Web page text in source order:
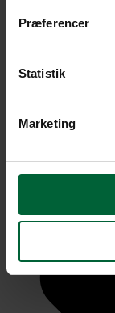
Præferencer
Statistik
Marketing